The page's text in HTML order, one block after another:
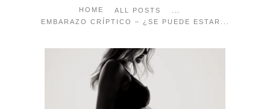
HOME ALL POSTS ...
EMBARAZO CRÍPTICO – ¿SE PUEDE ESTAR...